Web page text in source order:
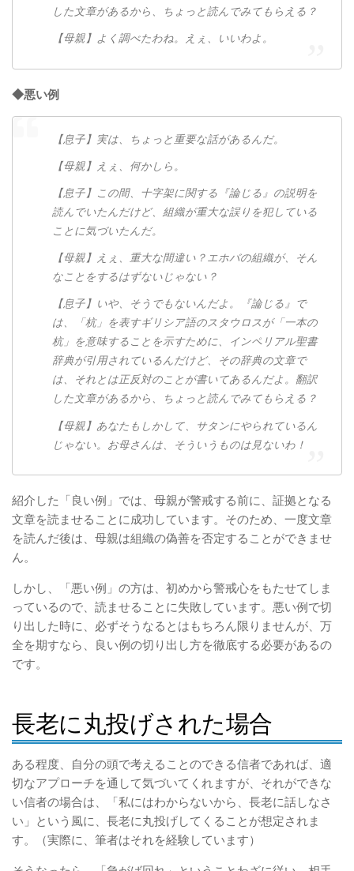
した文章があるから、ちょっと読んでみてもらえる？
【母親】よく調べたわね。えぇ、いいわよ。
◆悪い例
【息子】実は、ちょっと重要な話があるんだ。
【母親】えぇ、何かしら。
【息子】この間、十字架に関する『論じる』の説明を
読んでいたんだけど、組織が重大な誤りを犯している
ことに気づいたんだ。
【母親】えぇ、重大な間違い？エホバの組織が、そん
なことをするはずないじゃない？
【息子】いや、そうでもないんだよ。『論じる』で
は、「杭」を表すギリシア語のスタウロスが「一本の
杭」を意味することを示すために、インペリアル聖書
辞典が引用されているんだけど、その辞典の文章で
は、それとは正反対のことが書いてあるんだよ。翻訳
した文章があるから、ちょっと読んでみてもらえる？
【母親】あなたもしかして、サタンにやられているん
じゃない。お母さんは、そういうものは見ないわ！
紹介した「良い例」では、母親が警戒する前に、証拠となる
文章を読ませることに成功しています。そのため、一度文章
を読んだ後は、母親は組織の偽善を否定することができませ
ん。
しかし、「悪い例」の方は、初めから警戒心をもたせてしま
っているので、読ませることに失敗しています。悪い例で切
り出した時に、必ずそうなるとはもちろん限りませんが、万
全を期すなら、良い例の切り出し方を徹底する必要があるの
です。
長老に丸投げされた場合
ある程度、自分の頭で考えることのできる信者であれば、適
切なアプローチを通して気づいてくれますが、それができな
い信者の場合は、「私にはわからないから、長老に話しなさ
い」という風に、長老に丸投げしてくることが想定されま
す。（実際に、筆者はそれを経験しています）